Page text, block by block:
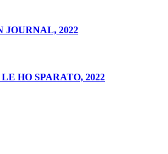
JOURNAL, 2022
HO SPARATO, 2022